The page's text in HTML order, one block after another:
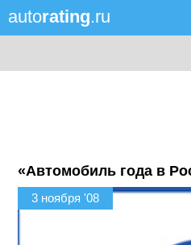
autorating.ru
«Автомобиль года в
3 ноября '08